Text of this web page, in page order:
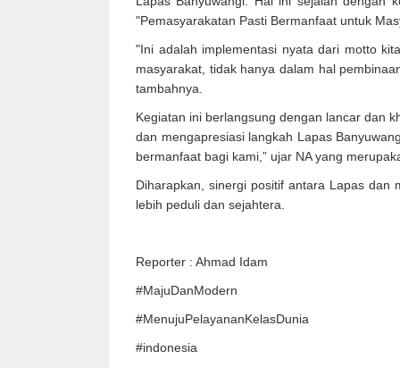
"Pemasyarakatan Pasti Bermanfaat untuk
"Ini adalah implementasi nyata dari motto
masyarakat, tidak hanya dalam hal
tambahnya.
Kegiatan ini berlangsung dengan lancar dan
dan mengapresiasi langkah Lapas
bermanfaat bagi kami,” ujar NA yang
Diharapkan, sinergi positif antara Lapas dan
lebih peduli dan sejahtera.
Reporter : Ahmad Idam
#MajuDanModern
#MenujuPelayananKelasDunia
#indonesia